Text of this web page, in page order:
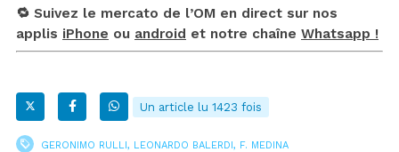
🔁 Suivez le mercato de l’OM en direct sur nos
applis iPhone ou android et notre chaîne Whatsapp !
Un article lu 1423 fois
GERONIMO RULLI, LEONARDO BALERDI, F. MEDINA